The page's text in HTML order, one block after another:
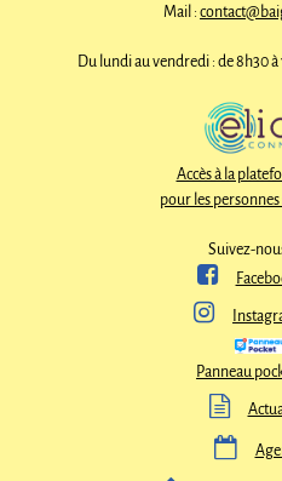
Mail :
Du lundi au vendredi : de 8h30 à
Accès à la
pour les
Suivez-


Panneau

